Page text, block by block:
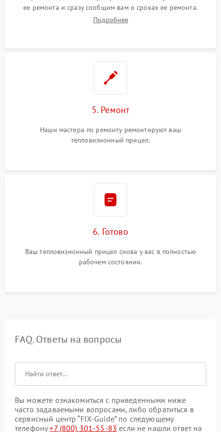
ее ремонта и сразу сообщим вам о сроках ее ремонта.
Подробнее
5. Ремонт
Наши мастера по ремонту ремонтируют ваш
тепловизионный прицел.
6. Готово
Ваш тепловизионный прицел снова у вас в полностью
рабочем состоянии.
FAQ. Ответы на вопросы
Вы можете ознакомиться с приведенными ниже
часто задаваемыми вопросами, либо обратиться в
сервисный центр “FIX-Guide” по следующему
телефону+7 (800) 301-55-83 если не нашли ответ на